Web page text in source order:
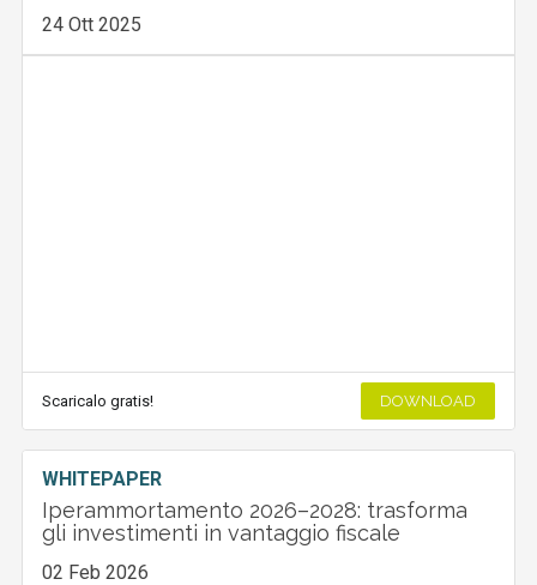
24 Ott 2025
Scaricalo gratis! DOWNLOAD
WHITEPAPER
Iperammortamento 2026–2028: trasforma
gli investimenti in vantaggio fiscale
02 Feb 2026